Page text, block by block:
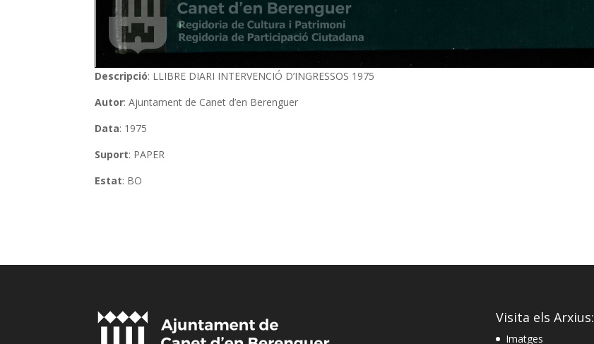
Descripció: LLIBRE DIARI INTERVENCIÓ D’INGRESSOS 1975
Autor: Ajuntament de Canet d’en Berenguer
Data: 1975
Suport: PAPER
Estat: BO
Visita els Arxius:
Imatges